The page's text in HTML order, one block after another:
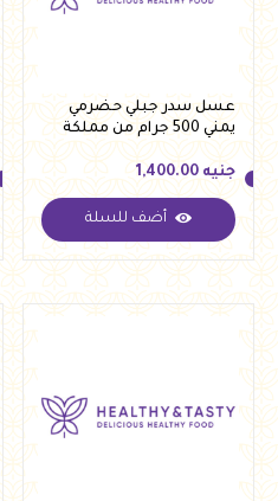
عسل سدر جبلي حضرمي
يمني 500 جرام من مملكة
النحل
جنيه
جنيه 1,400.00
أضف للسلة